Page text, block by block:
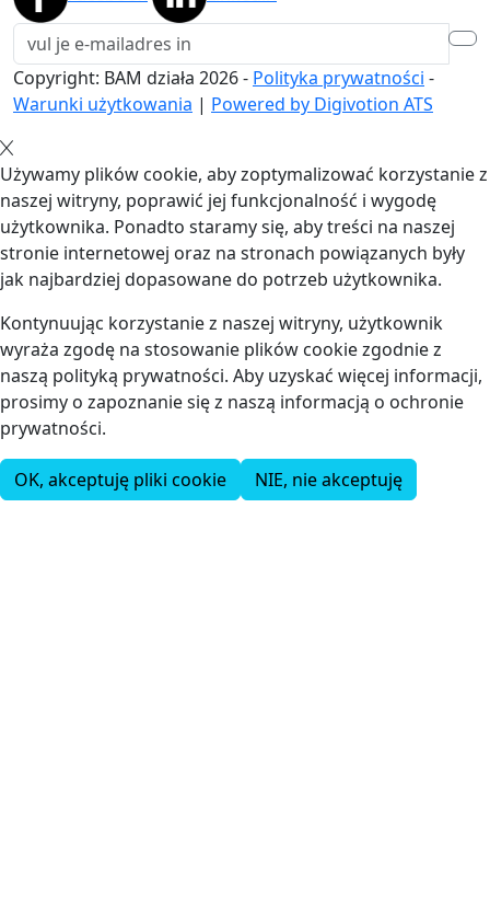
Copyright: BAM działa 2026- Polityka prywatności -
Warunki użytkowania | Powered by Digivotion ATS
Używamy plików cookie, aby zoptymalizować korzystanie z
naszej witryny, poprawić jej funkcjonalność i wygodę
użytkownika. Ponadto staramy się, aby treści na naszej
stronie internetowej oraz na stronach powiązanych były
jak najbardziej dopasowane do potrzeb użytkownika.
Kontynuując korzystanie z naszej witryny, użytkownik
wyraża zgodę na stosowanie plików cookie zgodnie z
naszą polityką prywatności. Aby uzyskać więcej informacji,
prosimy o zapoznanie się z naszą informacją o ochronie
prywatności.
OK, akceptuję pliki cookie NIE, nie akceptuję